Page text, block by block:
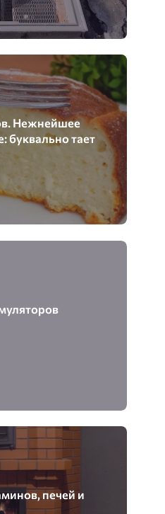
Нежнейшее
буквально тает
печей и